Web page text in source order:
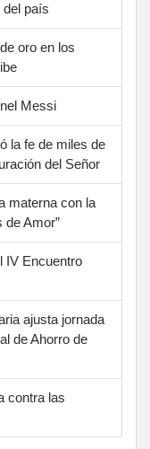
país
oro en los
Messi
la fe de miles de
del Señor
materna con la
de Amor”
IV Encuentro
ajusta jornada
de Ahorro de
contra las